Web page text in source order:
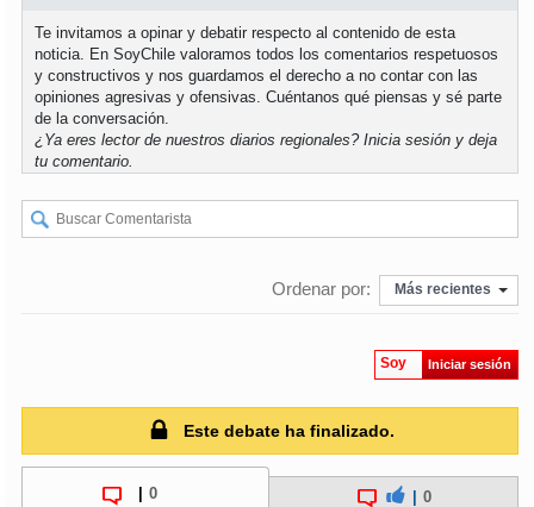
soy valdivia
soyosorno
soypuertomontt
soychiloé
Te invitamos a opinar y debatir respecto al contenido de esta
noticia. En SoyChile valoramos todos los comentarios respetuosos
y constructivos y nos guardamos el derecho a no contar con las
opiniones agresivas y ofensivas. Cuéntanos qué piensas y sé parte
de la conversación.
¿Ya eres lector de nuestros diarios regionales?Inicia sesión y deja
tu comentario.
Ordenar por: Más recientes
Soy Iniciar sesión
Este debate ha finalizado.
0 0